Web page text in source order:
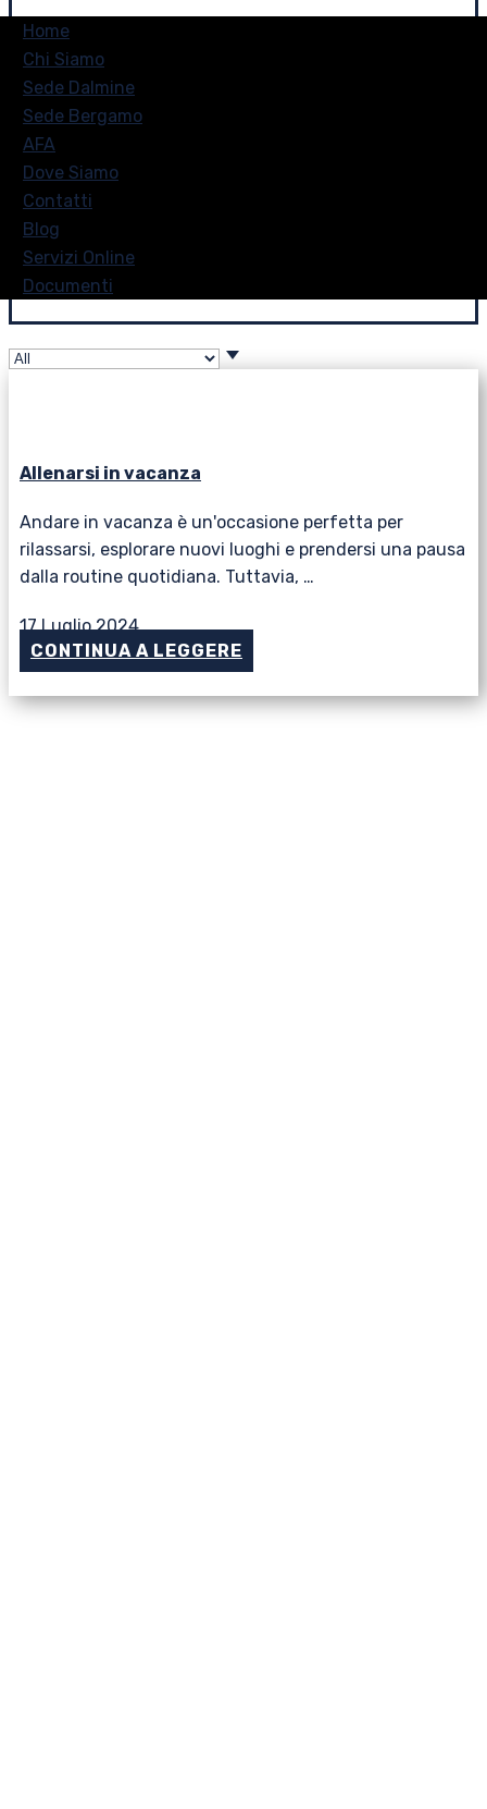
Home
Chi Siamo
Sede Dalmine
Sede Bergamo
AFA
Dove Siamo
Contatti
Blog
Servizi Online
Documenti
Allenarsi in vacanza
Andare in vacanza è un'occasione perfetta per
rilassarsi, esplorare nuovi luoghi e prendersi una pausa
dalla routine quotidiana. Tuttavia, …
17 Luglio 2024
CONTINUA A LEGGERE